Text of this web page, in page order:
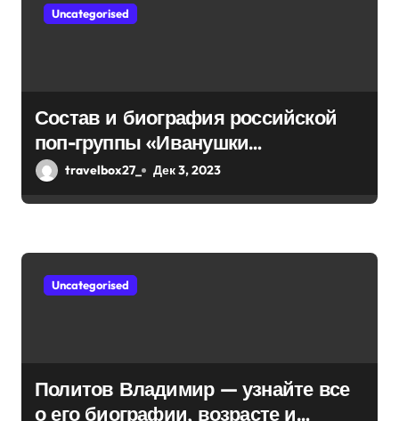
м
Uncategorised
Состав и биография российской
поп-группы «Иванушки
интернешнл» — история успеха,
travelbox27_ Дек 3, 2023
Uncategorised
Политов Владимир — узнайте все
о его биографии, возрасте и